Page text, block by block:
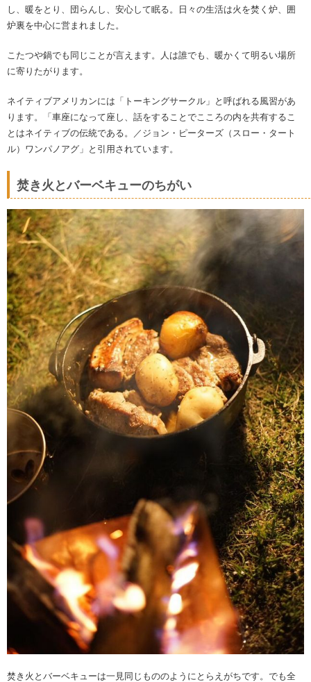
し、暖をとり、団らんし、安心して眠る。日々の生活は火を焚く炉、囲
炉裏を中心に営まれました。
こたつや鍋でも同じことが言えます。人は誰でも、暖かくて明るい場所
に寄りたがります。
ネイティブアメリカンには「トーキングサークル」と呼ばれる風習があ
ります。「車座になって座し、話をすることでこころの内を共有するこ
とはネイティブの伝統である。／ジョン・ピーターズ（スロー・タート
ル）ワンパノアグ」と引用されています。
焚き火とバーベキューのちがい
焚き火とバーベキューは一見同じもののようにとらえがちです。でも全